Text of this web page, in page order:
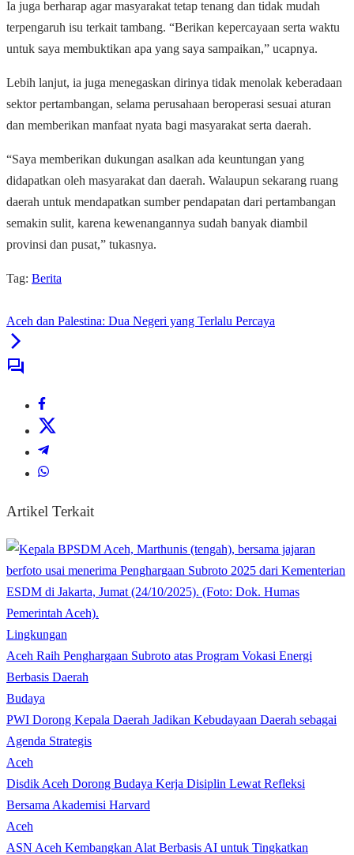
Ia juga berharap agar masyarakat tetap tenang dan tidak mudah
terpengaruh isu terkait tambang. “Berikan kepercayaan serta waktu
untuk saya membuktikan apa yang saya sampaikan,” ucapnya.
Lebih lanjut, ia juga menegaskan dirinya tidak menolak keberadaan
sektor pertambangan, selama perusahaan beroperasi sesuai aturan
dan memberikan manfaat nyata bagi masyarakat serta daerah.
“Saya memberikan dukungan asalkan ada keuntungan yang
didapatkan oleh masyarakat dan daerah. Walaupun sekarang ruang
daerah untuk mendapatkan sumber pendapatan dari pertambangan
semakin sulit, karena kewenangannya sudah banyak diambil
provinsi dan pusat,” tukasnya.
Tag: Berita
Aceh dan Palestina: Dua Negeri yang Terlalu Percaya
Artikel Terkait
Lingkungan
Aceh Raih Penghargaan Subroto atas Program Vokasi Energi
Berbasis Daerah
Budaya
PWI Dorong Kepala Daerah Jadikan Kebudayaan Daerah sebagai
Agenda Strategis
Aceh
Disdik Aceh Dorong Budaya Kerja Disiplin Lewat Refleksi
Bersama Akademisi Harvard
Aceh
ASN Aceh Kembangkan Alat Berbasis AI untuk Tingkatkan